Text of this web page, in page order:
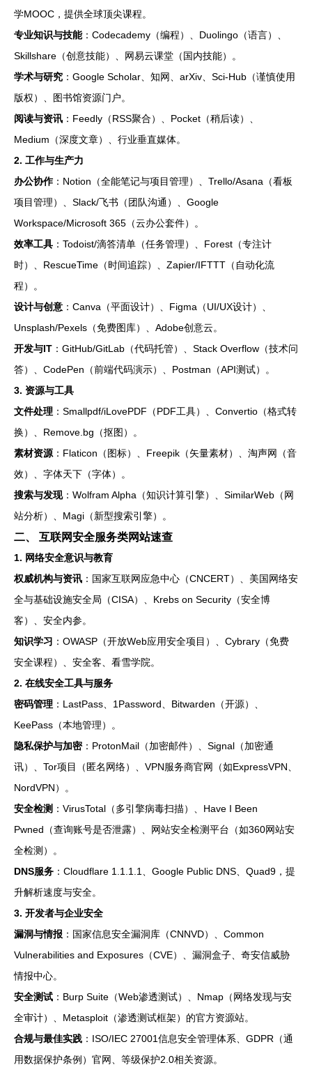
学MOOC，提供全球顶尖课程。
专业知识与技能：Codecademy（编程）、Duolingo（语言）、
Skillshare（创意技能）、网易云课堂（国内技能）。
学术与研究 ：Google Scholar、知网、arXiv、Sci-Hub（谨慎使用
版权）、图书馆资源门户。
阅读与资讯 ：Feedly（RSS聚合）、Pocket（稍后读）、
Medium（深度文章）、行业垂直媒体。
2. 工作与生产力
办公协作：Notion（全能笔记与项目管理）、Trello/Asana（看板
项目管理）、Slack/飞书（团队沟通）、Google
Workspace/Microsoft 365（云办公套件）。
效率工具 ：Todoist/滴答清单（任务管理）、Forest（专注计
时）、RescueTime（时间追踪）、Zapier/IFTTT（自动化流
程）。
设计与创意 ：Canva（平面设计）、Figma（UI/UX设计）、
Unsplash/Pexels（免费图库）、Adobe创意云。
开发与IT ：GitHub/GitLab（代码托管）、Stack Overflow（技术问
答）、CodePen（前端代码演示）、Postman（API测试）。
3. 资源与工具
文件处理 ：Smallpdf/iLovePDF（PDF工具）、Convertio（格式转
换）、Remove.bg（抠图）。
素材资源：Flaticon（图标）、Freepik（矢量素材）、淘声网（音
效）、字体天下（字体）。
搜索与发现：Wolfram Alpha（知识计算引擎）、SimilarWeb（网
站分析）、Magi（新型搜索引擎）。
二、 互联网安全服务类网站速查
1. 网络安全意识与教育
权威机构与资讯 ：国家互联网应急中心（CNCERT）、美国网络安
全与基础设施安全局（CISA）、Krebs on Security（安全博
客）、安全内参。
知识学习 ：OWASP（开放Web应用安全项目）、Cybrary（免费
安全课程）、安全客、看雪学院。
2. 在线安全工具与服务
密码管理 ：LastPass、1Password、Bitwarden（开源）、
KeePass（本地管理）。
隐私保护与加密：ProtonMail（加密邮件）、Signal（加密通
讯）、Tor项目（匿名网络）、VPN服务商官网（如ExpressVPN、
NordVPN）。
安全检测 ：VirusTotal（多引擎病毒扫描）、Have I Been
Pwned（查询账号是否泄露）、网站安全检测平台（如360网站安
全检测）。
DNS服务 ：Cloudflare 1.1.1.1、Google Public DNS、Quad9，提
升解析速度与安全。
3. 开发者与企业安全
漏洞与情报 ：国家信息安全漏洞库（CNNVD）、Common
Vulnerabilities and Exposures（CVE）、漏洞盒子、奇安信威胁
情报中心。
安全测试 ：Burp Suite（Web渗透测试）、Nmap（网络发现与安
全审计）、Metasploit（渗透测试框架）的官方资源站。
合规与最佳实践 ：ISO/IEC 27001信息安全管理体系、GDPR（通
用数据保护条例）官网、等级保护2.0相关资源。